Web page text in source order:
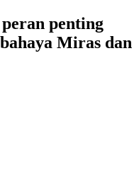
penting
Miras dan